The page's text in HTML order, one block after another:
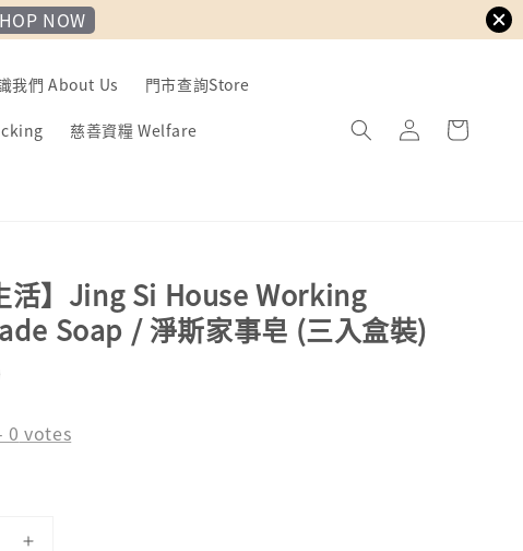
NOW
我們 About Us 門市查詢Store
慈善資糧 Welfare
活】Jing Si House Working
Soap / 淨斯家事皂 (三入盒裝)
0 votes